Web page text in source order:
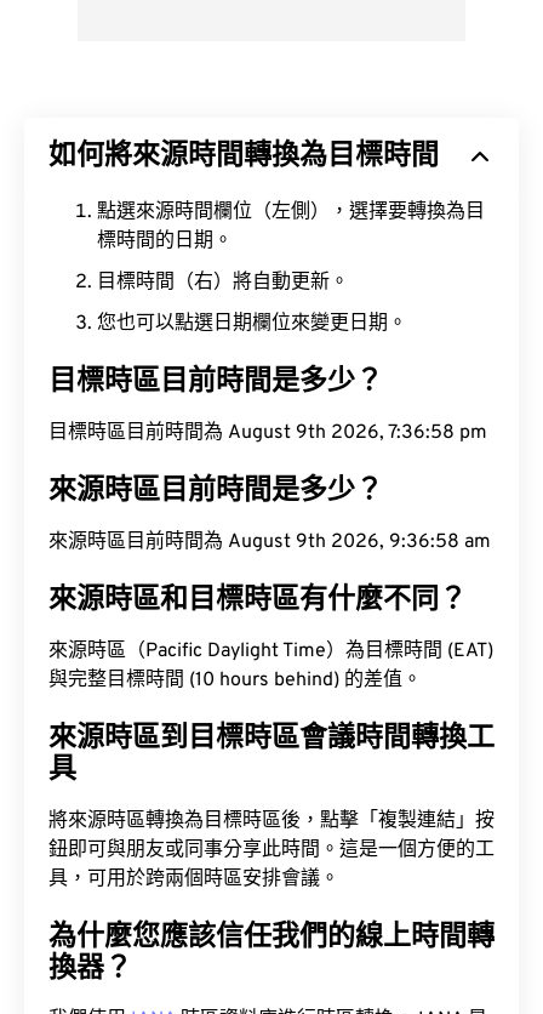
如何將來源時間轉換為目標時間
點選來源時間欄位（左側），選擇要轉換為目
標時間的日期。
目標時間（右）將自動更新。
您也可以點選日期欄位來變更日期。
目標時區目前時間是多少？
目標時區目前時間為 August 9th 2026, 7:36:59 pm
來源時區目前時間是多少？
來源時區目前時間為 August 9th 2026, 9:36:59 am
來源時區和目標時區有什麼不同？
來源時區（Pacific Daylight Time）為目標時間 (EAT)
與完整目標時間 (10 hours behind) 的差值。
來源時區到目標時區會議時間轉換工
具
將來源時區轉換為目標時區後，點擊「複製連結」按
鈕即可與朋友或同事分享此時間。這是一個方便的工
具，可用於跨兩個時區安排會議。
為什麼您應該信任我們的線上時間轉
換器？